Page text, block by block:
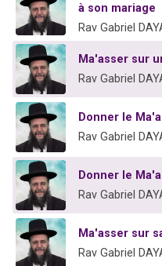
à son mariage
Rav Gabriel
Ma'asser sur
Rav Gabriel
Donner le
Rav Gabriel
Donner le
Rav Gabriel
Ma'asser sur
Rav Gabriel